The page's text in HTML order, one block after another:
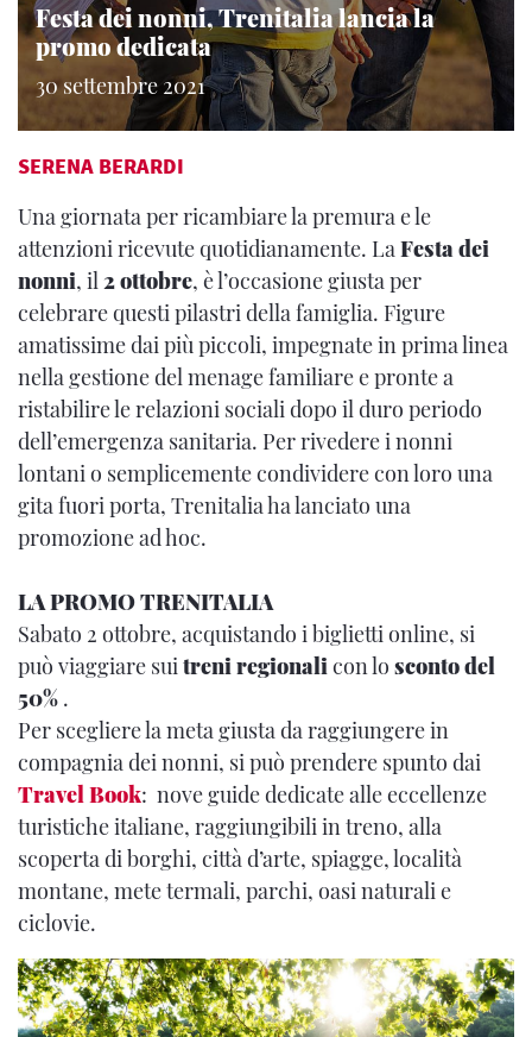
Festa dei nonni, Trenitalia lancia la
promo dedicata
30 settembre 2021
SERENA BERARDI
Una giornata per ricambiare la premura e le
attenzioni ricevute quotidianamente. LaFesta dei
nonni, il2 ottobre, è l’occasione giusta per
celebrare questi pilastri della famiglia. Figure
amatissime dai più piccoli, impegnate in prima linea
nella gestione del menage familiare e pronte a
ristabilire le relazioni sociali dopo il duro periodo
dell’emergenza sanitaria. Per rivedere i nonni
lontani o semplicemente condividere con loro una
gita fuori porta, Trenitalia ha lanciato una
promozione ad hoc.
LA PROMO TRENITALIA
Sabato 2 ottobre, acquistando i biglietti online, si
può viaggiare suitreni regionalicon lo sconto del
50% .
Per scegliere la meta giusta da raggiungere in
compagnia dei nonni, si può prendere spunto dai
Travel Book: nove guide dedicate alle eccellenze
turistiche italiane, raggiungibili in treno, alla
scoperta di borghi, città d’arte, spiagge, località
montane, mete termali, parchi, oasi naturali e
ciclovie.